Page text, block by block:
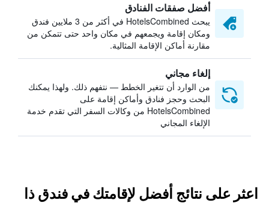
أفضل صفقات الفنادق
يبحث HotelsCombined في أكثر من 3 ملايين فندق
ومكان إقامة ويجمعهم في مكان واحد حتى تتمكن من
مقارنة أماكن الإقامة المثالية.
إلغاء مجاني
من الوارد أن تتغير الخطط — نتفهم ذلك. ولهذا يمكنك
البحث وحجز فنادق وأماكن إقامة على
HotelsCombined من وكالات السفر التي تقدم خدمة
الإلغاء المجاني
اعثر على نتائج أفضل لإقامتك في فندق ذا